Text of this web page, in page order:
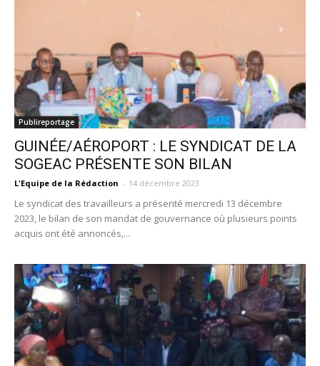
Publireportage
GUINÉE/AÉROPORT : LE SYNDICAT DE LA
SOGEAC PRÉSENTE SON BILAN
L'Equipe de la Rédaction - 14 décembre 2023
Le syndicat des travailleurs a présenté mercredi 13 décembre
2023, le bilan de son mandat de gouvernance où plusieurs points
acquis ont été annoncés,...